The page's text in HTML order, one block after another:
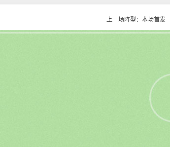
上一场阵型：本场首发